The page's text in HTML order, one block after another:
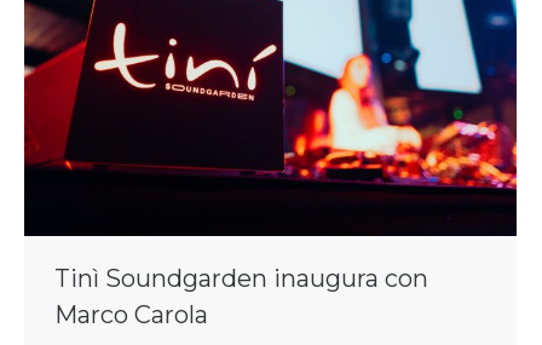
Tinì Soundgarden inaugura con
Marco Carola